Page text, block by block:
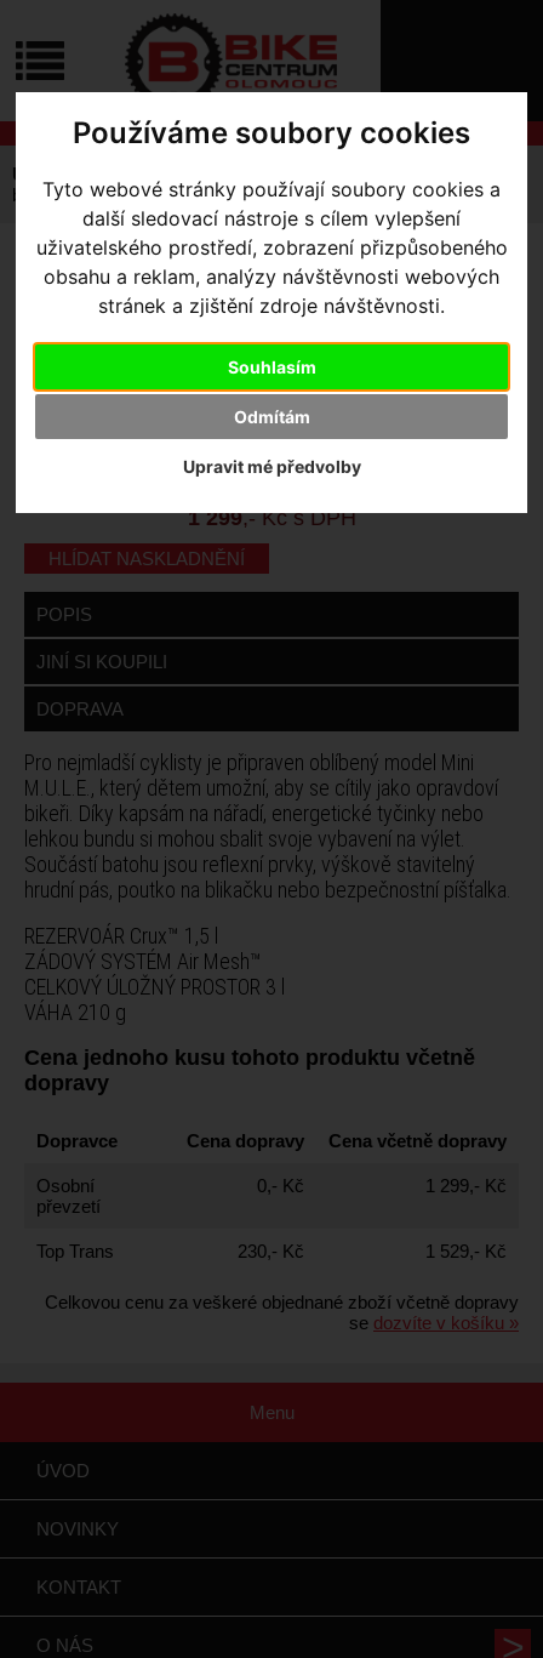
Používáme soubory cookies
Tyto webové stránky používají soubory cookies a
další sledovací nástroje s cílem vylepšení
uživatelského prostředí, zobrazení přizpůsobeného
obsahu a reklam, analýzy návštěvnosti webových
stránek a zjištění zdroje návštěvnosti.
Souhlasím
Odmítám
Upravit mé předvolby
O
O
NÁKUPU
SLUŽBY
Úvodní strana
batoh Camelbak Mini Mule
BATOH CAMELBAK MINI
MULE
Ne
24 měsíců
1 299,- Kč s DPH
HLÍDAT NASKLADNĚNÍ
POPIS
JINÍ SI KOUPILI
DOPRAVA
Pro nejmladší cyklisty je připraven oblíbený model Mini
M.U.L.E., který dětem umožní, aby se cítily jako opravdoví
bikeři. Díky kapsám na nářadí, energetické tyčinky nebo
lehkou bundu si mohou sbalit svoje vybavení na výlet.
Součástí batohu jsou reflexní prvky, výškově stavitelný
hrudní pás, poutko na blikačku nebo bezpečnostní píšťalka.
REZERVOÁR Crux™ 1,5 l
ZÁDOVÝ SYSTÉM Air Mesh™
CELKOVÝ ÚLOŽNÝ PROSTOR 3 l
VÁHA 210 g
Cena jednoho kusu tohoto produktu včetně
dopravy
Dopravce Cena dopravy Cena včetně dopravy
Osobní
převzetí
0,- Kč 1 299,- Kč
Top Trans 230,- Kč 1 529,- Kč
Celkovou cenu za veškeré objednané zboží včetně dopravy
se dozvíte v košíku »
Menu
ÚVOD
NOVINKY
KONTAKT
O NÁS